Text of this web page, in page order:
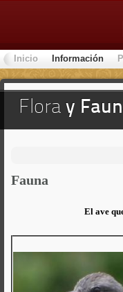
Inicio Información
Flora y
Fauna
El ave